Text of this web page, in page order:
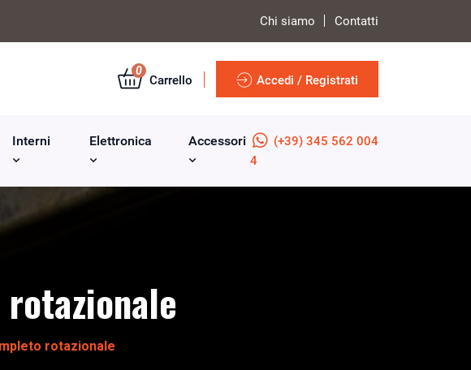
Chi siamo Contatti
0
Carrello Accedi / Registrati
Interni Elettronica Accessori
(+39) 345 562 004
4
rotazionale